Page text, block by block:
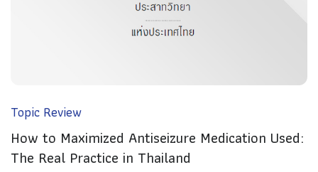
Topic Review
How to Maximized Antiseizure Medication Used:
The Real Practice in Thailand